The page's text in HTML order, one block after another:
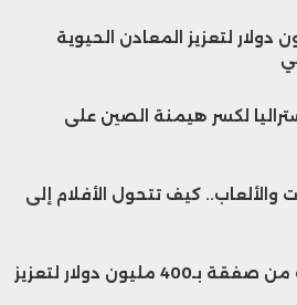
صادرات الرقائق
التي تنتجها شركات مثل
السيناتور بيرني ساندرز
يقوم على فرض ضريبة
بدلًا من النقد على
تضخ 58 مليون دولار لتعزيز المعادن الحيوية
لكسر هيمنة الصين على
والألعاب.. كيف تتحول الأفلام إلى
الجيش الأميركي يقترب من صفقة بـ400 مليون دولار لتعزيز